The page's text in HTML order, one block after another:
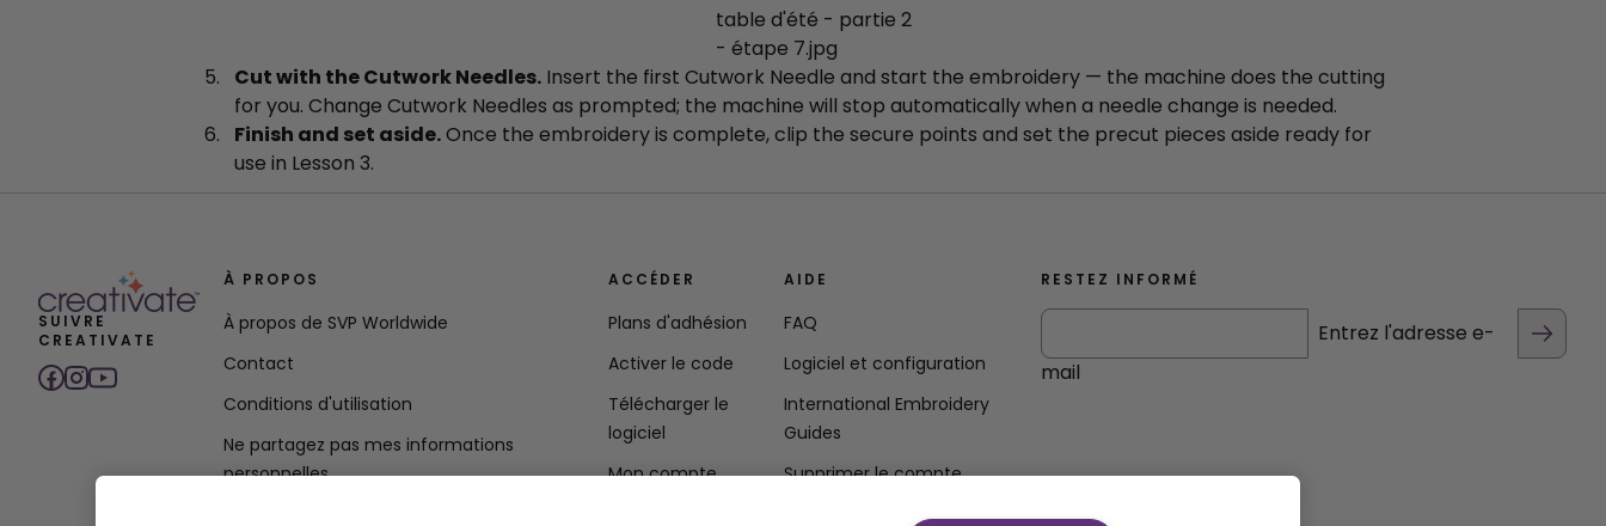
Cut with the Cutwork Needles. Insert the first Cutwork Needle and start the embroidery — the machine does the cutting
for you. Change Cutwork Needles as prompted; the machine will stop automatically when a needle change is needed.
Finish and set aside.Once the embroidery is complete, clip the secure points and set the precut pieces aside ready for
use in Lesson 3.
SUIVRE
CREATIVATE
À PROPOS
À propos de SVP Worldwide
Contact
Conditions d'utilisation
Ne partagez pas mes informations
personnelles
ACCÉDER
Plans d'adhésion
Activer le code
Télécharger le
logiciel
Mon compte
AIDE
FAQ
Logiciel et configuration
International Embroidery
Guides
Supprimer le compte
RESTEZ INFORMÉ
Entrez l'adresse e-
mail